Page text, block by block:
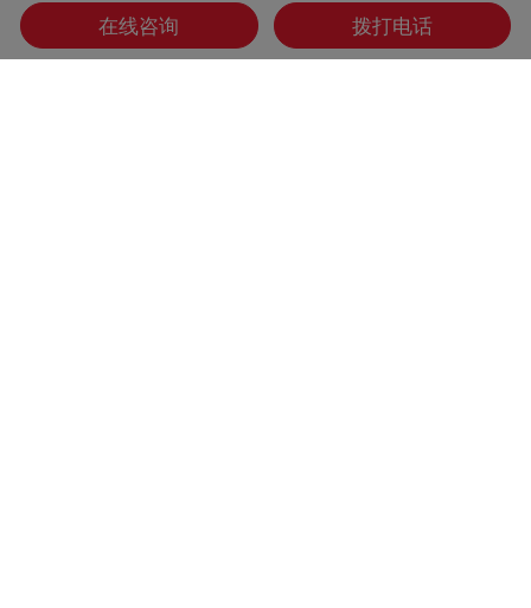
在线咨询 拨打电话